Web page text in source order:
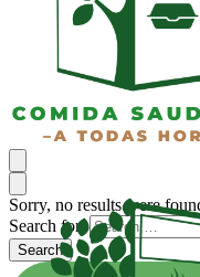
Sorry, no results were
Search for:
Search